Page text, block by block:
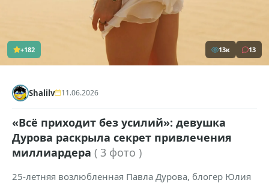
+182 13к 13
Shalilv 11.06.2026
«Всё приходит без усилий»: девушка
Дурова раскрыла секрет привлечения
миллиардера ( 3 фото )
25-летняя возлюбленная Павла Дурова, блогер Юлия